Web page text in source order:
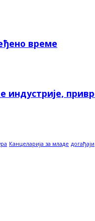
време
Канцеларија за младе догађаји